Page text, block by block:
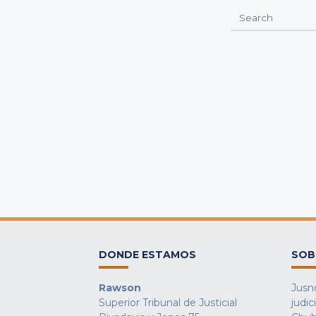
Search
DONDE ESTAMOS
Rawson
Superior Tribunal de Justicial